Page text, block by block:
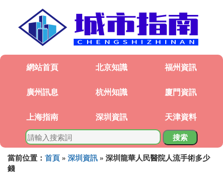
網站首頁 北京知識 福州資訊
廣州訊息 杭州知識 廈門資訊
上海指南 深圳資訊 天津資料
搜索
當前位置： 首頁 » 深圳資訊 » 深圳龍華人民醫院人流手術多少
錢